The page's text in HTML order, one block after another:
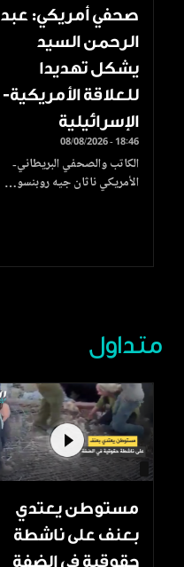
صحفي أمريكي: عبد
الرحمن السيد
يشكل تهديدا
للعلاقة الأمريكية-
الإسرائيلية
08/08/2026 - 18:46
الكاتب والصحفي البريطاني-
الأمريكي ناثان جيه روبنسو…
متداول
مستوطن يعتدي
بعنف على ناشطة
حقوقية في الضفة